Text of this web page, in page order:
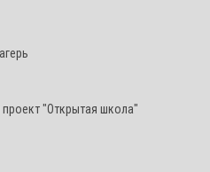
"Открытая школа"